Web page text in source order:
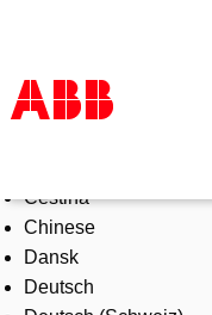
Products & Solutions
Industries
Services
About us
Čeština
Chinese
Dansk
Deutsch